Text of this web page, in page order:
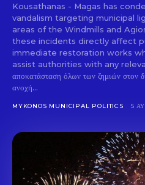
out!
Sing up
to stay in
Kousathanas - Magas has
vandalism targeting municipal
areas of the Windmills and
these incidents directly affect
immediate restoration works
assist authorities with any relevant
αποκατάσταση όλων των ζημιών στον
ανοχή...
MYKONOS MUNICIPAL POLITICS 5